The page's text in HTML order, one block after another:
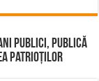
publici, publică
patrioților